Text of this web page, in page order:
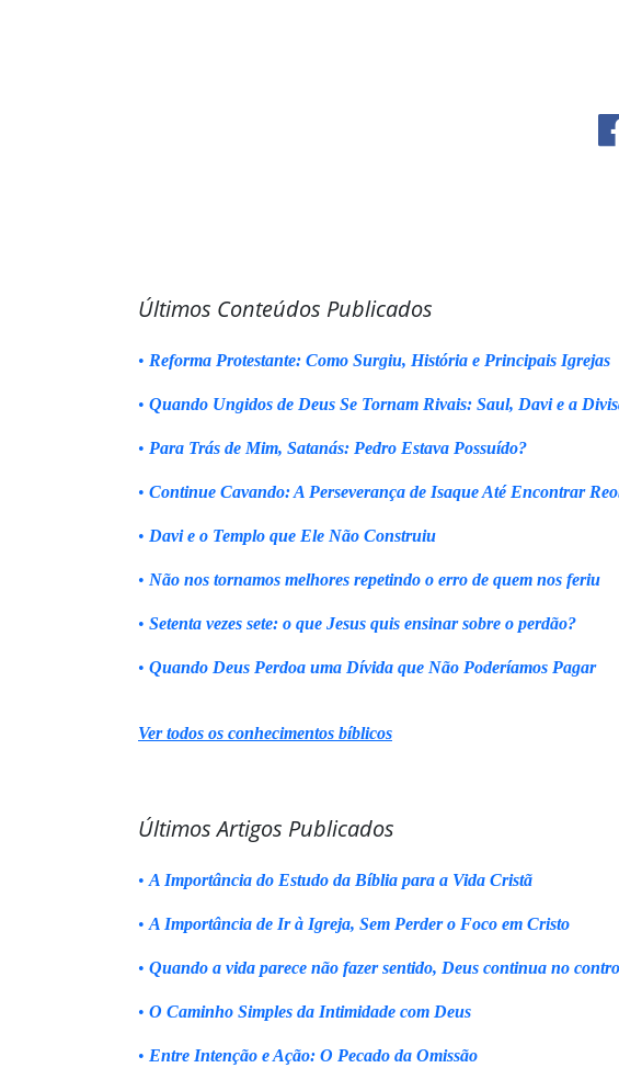
Últimos Conteúdos Publicados
• Reforma Protestante: Como Surgiu, História e Principais Igrejas
• Quando Ungidos de Deus Se Tornam Rivais: Saul, Davi e a
• Para Trás de Mim, Satanás: Pedro Estava Possuído?
• Continue Cavando: A Perseverança de Isaque Até Encontrar
• Davi e o Templo que Ele Não Construiu
• Não nos tornamos melhores repetindo o erro de quem nos feriu
• Setenta vezes sete: o que Jesus quis ensinar sobre o perdão?
• Quando Deus Perdoa uma Dívida que Não Poderíamos Pagar
Ver todos os conhecimentos bíblicos
Últimos Artigos Publicados
• A Importância do Estudo da Bíblia para a Vida Cristã
• A Importância de Ir à Igreja, Sem Perder o Foco em Cristo
• Quando a vida parece não fazer sentido, Deus continua no
• O Caminho Simples da Intimidade com Deus
• Entre Intenção e Ação: O Pecado da Omissão